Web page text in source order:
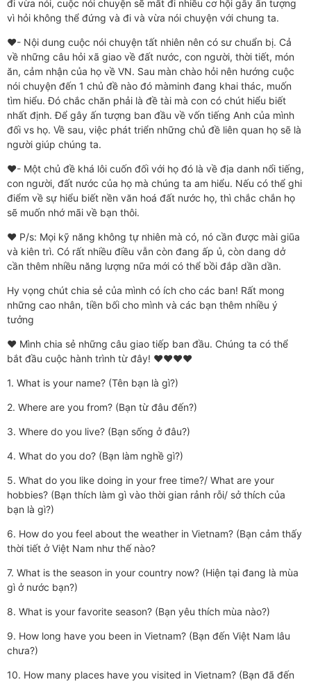
đi vừa nói, cuộc nói chuyện sẽ mất đi nhiều cơ hội gây ấn tượng
vì hỏi không thể đứng và đi và vừa nói chuyện với chung ta.
❤️- Nội dung cuộc nói chuyện tất nhiên nên có sư chuẩn bị. Cả
về những câu hỏi xã giao về đất nước, con người, thời tiết, món
ăn, cảm nhận của họ về VN. Sau màn chào hỏi nên hướng cuộc
nói chuyện đến 1 chủ đề nào đó màminh đang khai thác, muốn
tìm hiểu. Đó chắc chăn phải là đề tài mà con có chút hiểu biết
nhất định. Để gây ấn tượng ban đầu về vốn tiếng Anh của mình
đối vs họ. Về sau, việc phát triển những chủ đề liên quan họ sẽ là
người giúp chúng ta.
❤️- Một chủ đề khá lôi cuốn đối với họ đó là về địa danh nổi tiếng,
con người, đất nước của họ mà chúng ta am hiểu. Nếu có thể ghi
điểm về sự hiểu biết nền văn hoá đất nước họ, thì chắc chắn họ
sẽ muốn nhớ mãi về bạn thôi.
❤️ P/s: Mọi kỹ năng không tự nhiên mà có, nó cần được mài giũa
và kiên trì. Có rất nhiều điều vẫn còn đang ấp ủ, còn dang dở
cần thêm nhiều năng lượng nữa mới có thể bồi đắp dần dần.
Hy vọng chút chia sẻ của mình có ích cho các ban! Rất mong
những cao nhân, tiền bối cho mình và các bạn thêm nhiều ý
tưởng
❤️ Mình chia sẻ những câu giao tiếp ban đầu. Chúng ta có thể
bắt đầu cuộc hành trình từ đây! ❤️❤️❤️❤️
1. What is your name? (Tên bạn là gì?)
2. Where are you from? (Bạn từ đâu đến?)
3. Where do you live? (Bạn sống ở đâu?)
4. What do you do? (Bạn làm nghề gì?)
5. What do you like doing in your free time?/ What are your
hobbies? (Bạn thích làm gì vào thời gian rảnh rỗi/ sở thích của
bạn là gì?)
6. How do you feel about the weather in Vietnam? (Bạn cảm thấy
thời tiết ở Việt Nam như thế nào?
7. What is the season in your country now? (Hiện tại đang là mùa
gì ở nước bạn?)
8. What is your favorite season? (Bạn yêu thích mùa nào?)
9. How long have you been in Vietnam? (Bạn đến Việt Nam lâu
chưa?)
10. How many places have you visited in Vietnam? (Bạn đã đến